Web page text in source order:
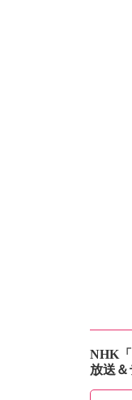
NHK「
放送